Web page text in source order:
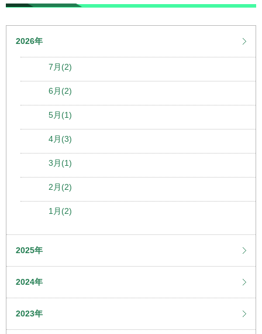
2026年
7月(2)
6月(2)
5月(1)
4月(3)
3月(1)
2月(2)
1月(2)
2025年
2024年
2023年